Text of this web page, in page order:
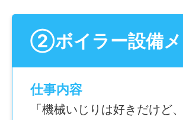
づくりに携われます。
未経験からでも丁寧な教育
社負担なので、安心して技
────────────────
＼未経験から“設計技術者”
②ボイラー設備メ
仕事内容
「機械いじりは好きだけ